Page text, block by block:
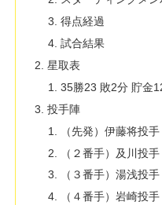
得点経過
試合結果
星取表
35勝23 敗2分 貯金
投手陣
（先発）伊藤将投手
（２番手）及川投手
（３番手）湯浅投手
（４番手）岩崎投手